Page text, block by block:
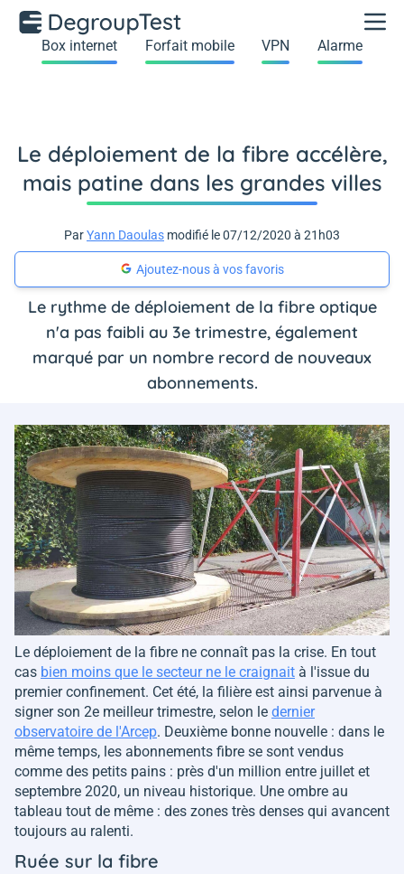
Box internet Forfait mobile VPN Alarme
Le déploiement de la fibre accélère,
mais patine dans les grandes villes
ParYann Daoulas modifié le 07/12/2020 à 21h03
Ajoutez-nous à vos favoris
Le rythme de déploiement de la fibre optique
n'a pas faibli au 3e trimestre, également
marqué par un nombre record de nouveaux
abonnements.
Le déploiement de la fibre ne connaît pas la crise. En tout
cas bien moins que le secteur ne le craignait à l'issue du
premier confinement. Cet été, la filière est ainsi parvenue à
signer son 2e meilleur trimestre, selon le dernier
observatoire de l'Arcep. Deuxième bonne nouvelle : dans le
même temps, les abonnements fibre se sont vendus
comme des petits pains : près d'un million entre juillet et
septembre 2020, un niveau historique. Une ombre au
tableau tout de même : des zones très denses qui avancent
toujours au ralenti.
Ruée sur la fibre